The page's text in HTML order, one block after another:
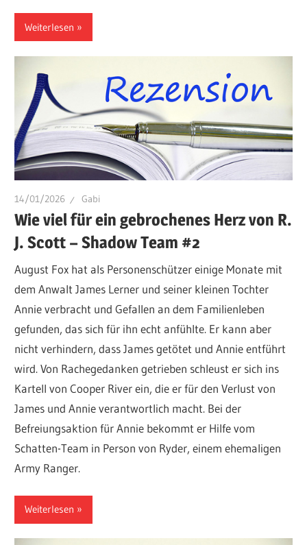
Weiterlesen
14/01/2026 Gabi
Wie viel für ein gebrochenes Herz von R.
J. Scott – Shadow Team #2
August Fox hat als Personenschützer einige Monate mit
dem Anwalt James Lerner und seiner kleinen Tochter
Annie verbracht und Gefallen an dem Familienleben
gefunden, das sich für ihn echt anfühlte. Er kann aber
nicht verhindern, dass James getötet und Annie entführt
wird. Von Rachegedanken getrieben schleust er sich ins
Kartell von Cooper River ein, die er für den Verlust von
James und Annie verantwortlich macht. Bei der
Befreiungsaktion für Annie bekommt er Hilfe vom
Schatten-Team in Person von Ryder, einem ehemaligen
Army Ranger.
Weiterlesen